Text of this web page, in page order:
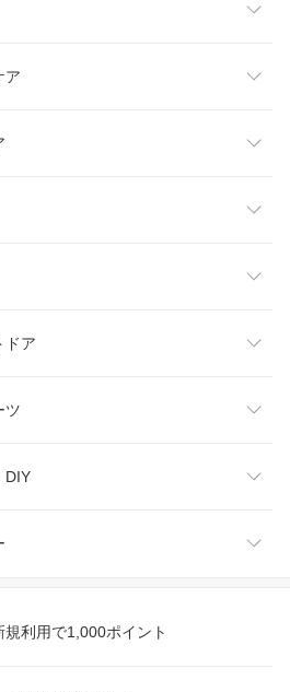
ョン
ン
イトウェア
ンド雑貨
サリー
ア
・手芸
・介護
タニティ
メラ
ブレット
ドア
ア
ツ
品
DIY
収納
利用で1,000ポイント